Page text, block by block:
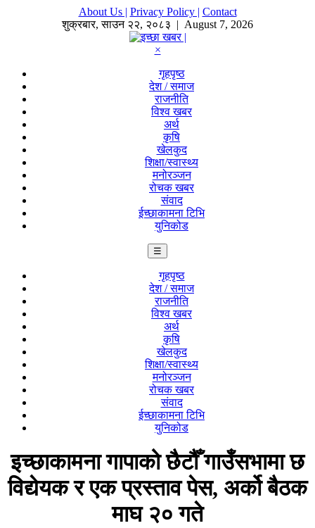
About Us | Privacy Policy | Contact
शुक्रबार,साउन २२, २०८३ | August 7, 2026
×
गृहपृष्ठ
देश / समाज
राजनीति
विश्व खबर
अर्थ
कृषि
खेलकुद
शिक्षा/स्वास्थ्य
मनोरञ्जन
रोचक खबर
संवाद
ईच्छाकामना टिभि
युनिकोड
☰
गृहपृष्ठ
देश / समाज
राजनीति
विश्व खबर
अर्थ
कृषि
खेलकुद
शिक्षा/स्वास्थ्य
मनोरञ्जन
रोचक खबर
संवाद
ईच्छाकामना टिभि
युनिकोड
इच्छाकामना गापाको छैटौँ गाउँसभामा छ
विद्येयक र एक प्रस्ताव पेस, अर्को बैठक
माघ २० गते